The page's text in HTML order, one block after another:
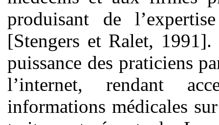
produisant de
[Stengers et Ralet,
puissance des praticiens
l’internet, rendant
informations médicales